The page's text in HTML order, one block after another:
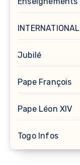
INTERNATIONAL
Jubilé
Pape François
Pape Léon XIV
Togo Infos